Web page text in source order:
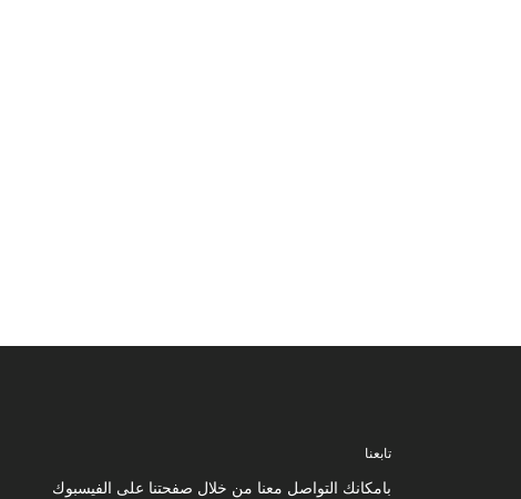
تابعنا
بامكانك التواصل معنا من خلال صفحتنا على الفيسبوك